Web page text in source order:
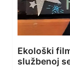
Ekološki
službenoj